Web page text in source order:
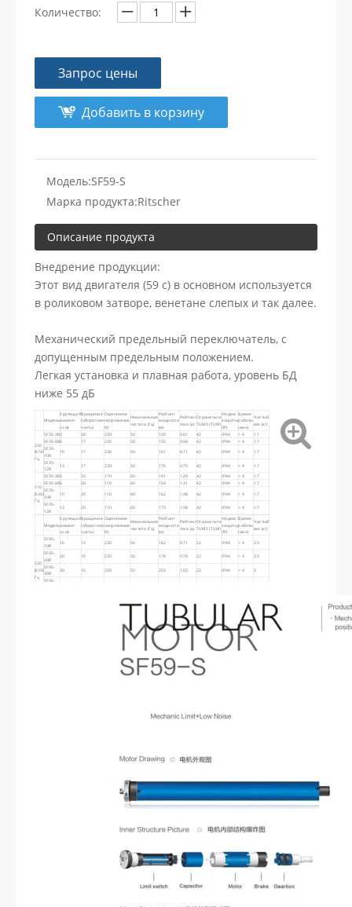
Количество:
Запрос цены
Добавить в корзину
Модель:SF59-S
Марка продукта:Ritscher
Описание продукта
Внедрение продукции:
Этот вид двигателя (59 с) в основном используется
в роликовом затворе, венетане слепых и так далее.
Механический предельный переключатель, с
допущенным предельным положением.
Легкая установка и плавная работа, уровень БД
ниже 55 дБ
Модель
Крутящий
момент
(н.м)
Вращение
(оборотная
часть)
Оцененное
напряжение
(V)
Номинальная
частота (Гц)
Рейтинг
мощности
(w)
Рейтинг
тока (а)
Ограничьте
TUMS (TUM)
Индекс
защиты
(IP)
Время
работы
(мин)
Чистый
вес (кг)
230
В/50
Гц
SF35-3R3 28 230 50 139 0.61 42 IP44 > 4
1.7
SF35-6R6 17 230 50 155 0.68 42 IP44 > 4
1.7
SF35-
10R
10 17 230 50 161 0.71 42 IP44 > 4 1.7
SF35-
12R
12 17 230 50 170 0.75 42 IP44 > 4 1.7
110
В/60
Гц
SF35-3R3 33 110 60 141 1.29 42 IP44 > 4
1.7
SF35-6R6 20 110 60 154 1.41 42 IP44 > 4 1.7
SF35-
10R
10 20 110 60 162 1.48 42 IP44 > 4 1.7
SF35-
12R
12 20 110 60 173 1.58 42 IP44 > 4 1.7
Модель
Крутящий
момент
(н.м)
Вращение
(оборотная
часть)
Оцененное
напряжение
(V)
Номинальная
частота (Гц)
Рейтинг
мощности
(w)
Рейтинг
тока (а)
Ограничьте
TUMS (TUM)
Индекс
защиты
(IP)
Время
работы
(мин)
Чистый
вес (кг)
230
В/50
Гц
SF45-
10R
10 15 230 50 162 0.71 22 IP44 > 4 2.3
SF45-
20R
20 15 230 50 178 0.78 22 IP44 > 4 2.5
SF45-
30R
30 15 230 50 253 1.03 22 IP44 > 4
3
SF45-
1.51 > 4 2.3
179 1.62 22 IP44 > 4 2.5
60 2.23 > 4
280
60 296 2.45 22